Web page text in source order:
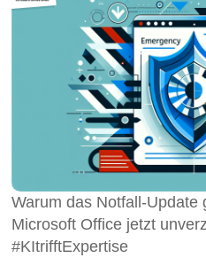
Warum das Notfall-Update
Microsoft Office jetzt
#KItrifftExpertise